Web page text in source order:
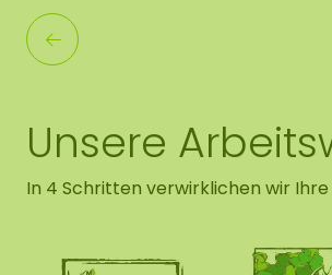
Unsere
In 4 Schritten verwirklichen wir Ihre